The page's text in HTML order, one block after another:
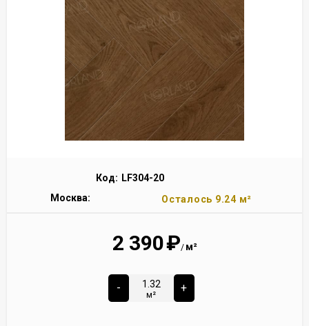
Код: LF304-20
Москва:
Осталось 9.24 м²
2 390₽/ м²
-
м²
+